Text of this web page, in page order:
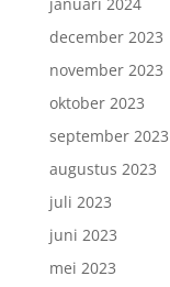
december 2023
november 2023
oktober 2023
september 2023
augustus 2023
juli 2023
juni 2023
mei 2023